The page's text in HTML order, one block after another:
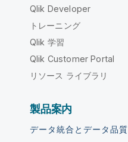
Qlik Developer
トレーニング
Qlik 学習
Qlik Customer Portal
リソース ライブラリ
製品案内
データ統合とデータ品質